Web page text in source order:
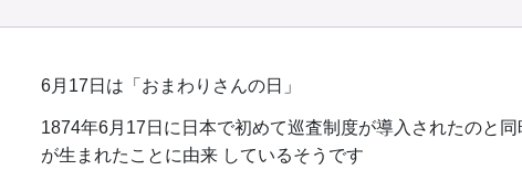
6月17日は「おまわりさんの日」
1874年6月17日に日本で初めて巡査制度が導入されたのと
が生まれたことに由来 しているそうです